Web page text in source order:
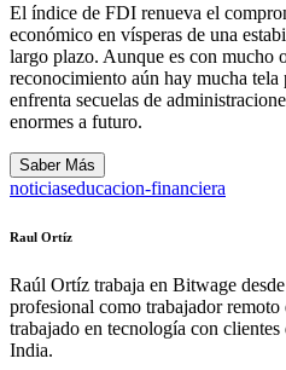
El índice de FDI renueva el
económico en vísperas de una
largo plazo. Aunque es con mucho
reconocimiento aún hay mucha tela
enfrenta secuelas de
enormes a futuro.
Saber Más
noticiaseducacion-financiera
Raul Ortíz
Raúl Ortíz trabaja en Bitwage
profesional como trabajador remoto
trabajado en tecnología con
India.